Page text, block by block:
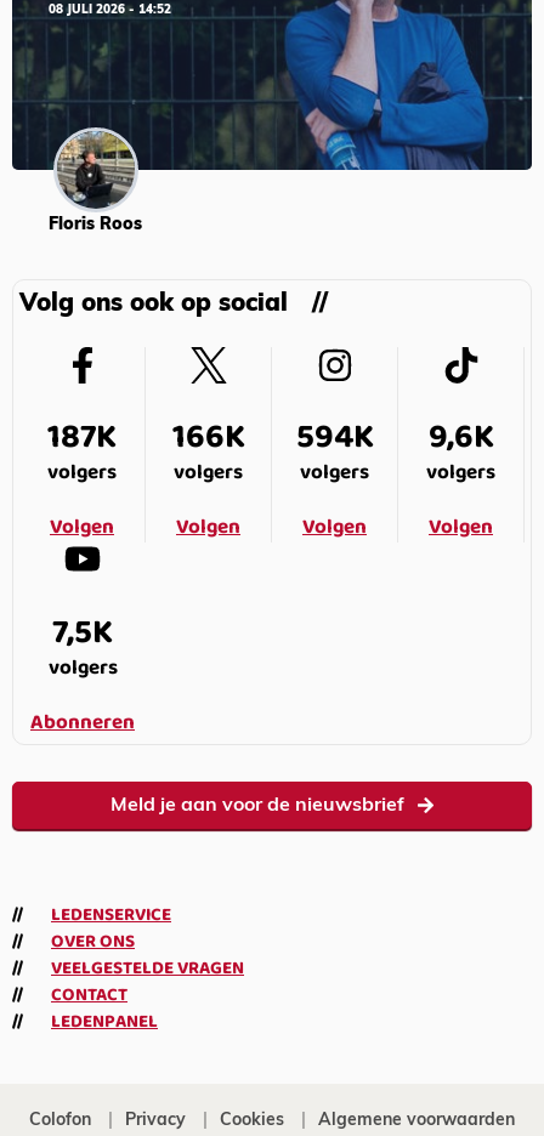
08 JULI 2026 - 14:52
Floris Roos
Volg ons ook op social
187K
volgers
Volgen
166K
volgers
Volgen
594K
volgers
Volgen
9,6K
volgers
Volgen
7,5K
volgers
Abonneren
Meld je aan voor de nieuwsbrief
LEDENSERVICE
OVER ONS
VEELGESTELDE VRAGEN
CONTACT
LEDENPANEL
Colofon Privacy Cookies Algemene voorwaarden